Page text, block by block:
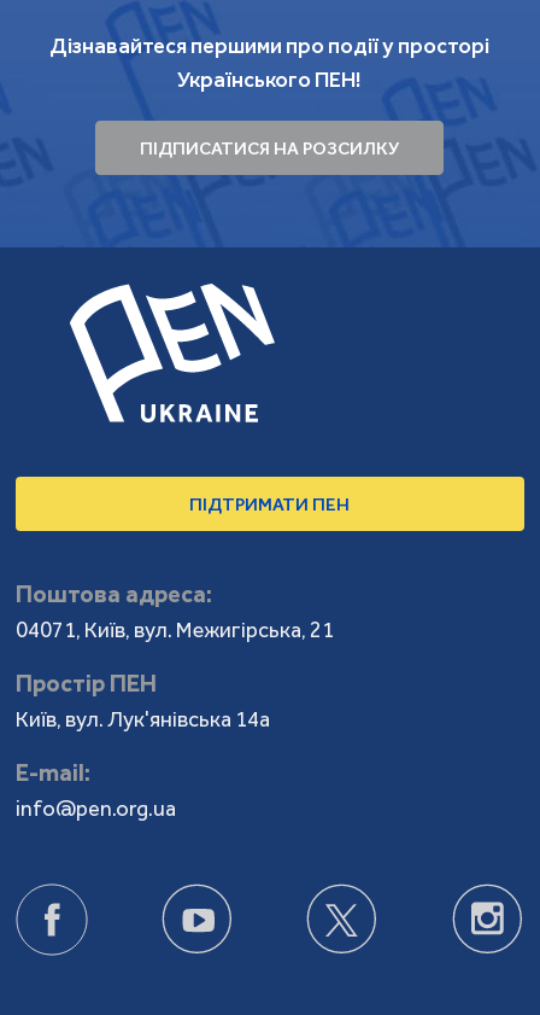
Дізнавайтеся першими про події у просторі
Українського ПЕН!
ПІДПИСАТИСЯ НА РОЗСИЛКУ
ПІДТРИМАТИ ПЕН
Поштова адреса:
04071, Київ, вул. Межигірська, 21
Простір ПЕН
Київ, вул. Лук'янівська 14а
Е-mail:
info@pen.org.ua